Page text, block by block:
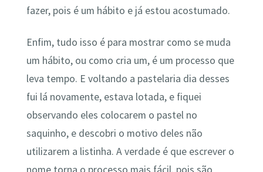
fazer, pois é um hábito e já estou acostumado.
Enfim, tudo isso é para mostrar como se muda
um hábito, ou como cria um, é um processo que
leva tempo. E voltando a pastelaria dia desses
fui lá novamente, estava lotada, e fiquei
observando eles colocarem o pastel no
saquinho, e descobri o motivo deles não
utilizarem a listinha. A verdade é que escrever o